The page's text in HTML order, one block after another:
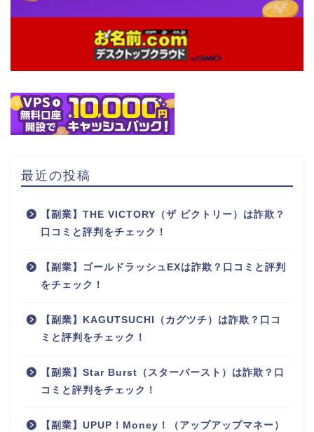
最近の投稿
【副業】THE VICTORY（ザ ビクトリー）は詐欺？
口コミと評判をチェック！
【副業】ゴールドラッシュEXは詐欺？口コミと評判
をチェック！
【副業】KAGUTSUCHI（カグツチ）は詐欺？口コ
ミと評判をチェック！
【副業】Star Burst（スターバースト）は詐欺？口
コミと評判をチェック！
【副業】UPUP！Money！（アップアップマネー）